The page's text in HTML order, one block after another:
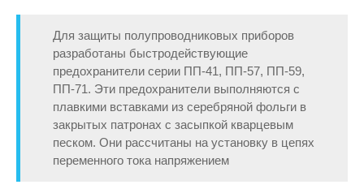
Для защиты полупроводниковых приборов
разработаны быст­родействующие
предохранители серии ПП-41, ПП-57, ПП-59,
ПП-71. Эти предохранители выполняются с
плавкими вставками из серебря­ной фольги в
закрытых патронах с засыпкой кварцевым
песком. Они рассчитаны на установку в цепях
переменного тока напряжением